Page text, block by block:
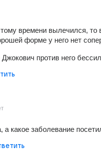
времени вылечился, то
форме у него нет
против него
а какое заболевание